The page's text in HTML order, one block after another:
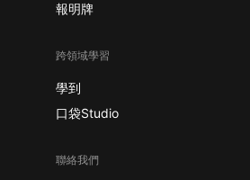
報明牌
跨領域學習
學到
口袋Studio
聯絡我們